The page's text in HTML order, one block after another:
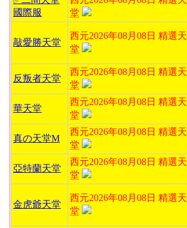
國際服
堂
敲愛勝天堂
西元2026年08月08日 精選天
堂
反叛者天堂
西元2026年08月08日 精選天
堂
華天堂
西元2026年08月08日 精選天
堂
真の天堂M
西元2026年08月08日 精選天
堂
亞特蘭天堂
西元2026年08月08日 精選天
堂
金虎爺天堂
西元2026年08月08日 精選天
堂